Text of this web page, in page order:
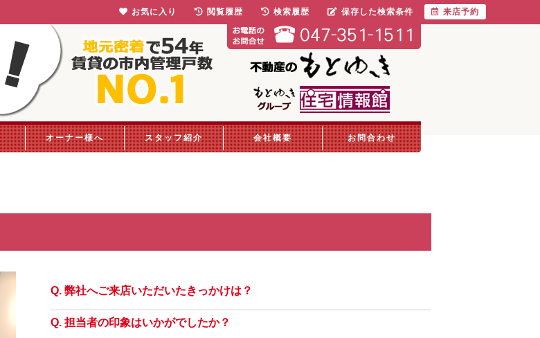
オーナー様へ スタッフ紹介 会社概要 お問合わせ
弊社へご来店いただいたきっかけは？
担当者の印象はいかがでしたか？
お気に入り 閲覧履歴 検索履歴 保存した検索条件 来店予約